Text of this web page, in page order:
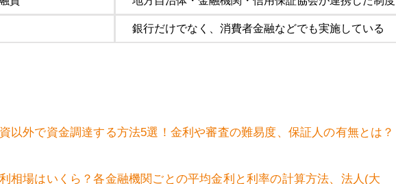
銀行だけでなく、消費者金融などでも実施している
以外で資金調達する方法5選！金利や審査の難易度、保証人の有無とは？
相場はいくら？各金融機関ごとの平均金利と利率の計算方法、法人(大